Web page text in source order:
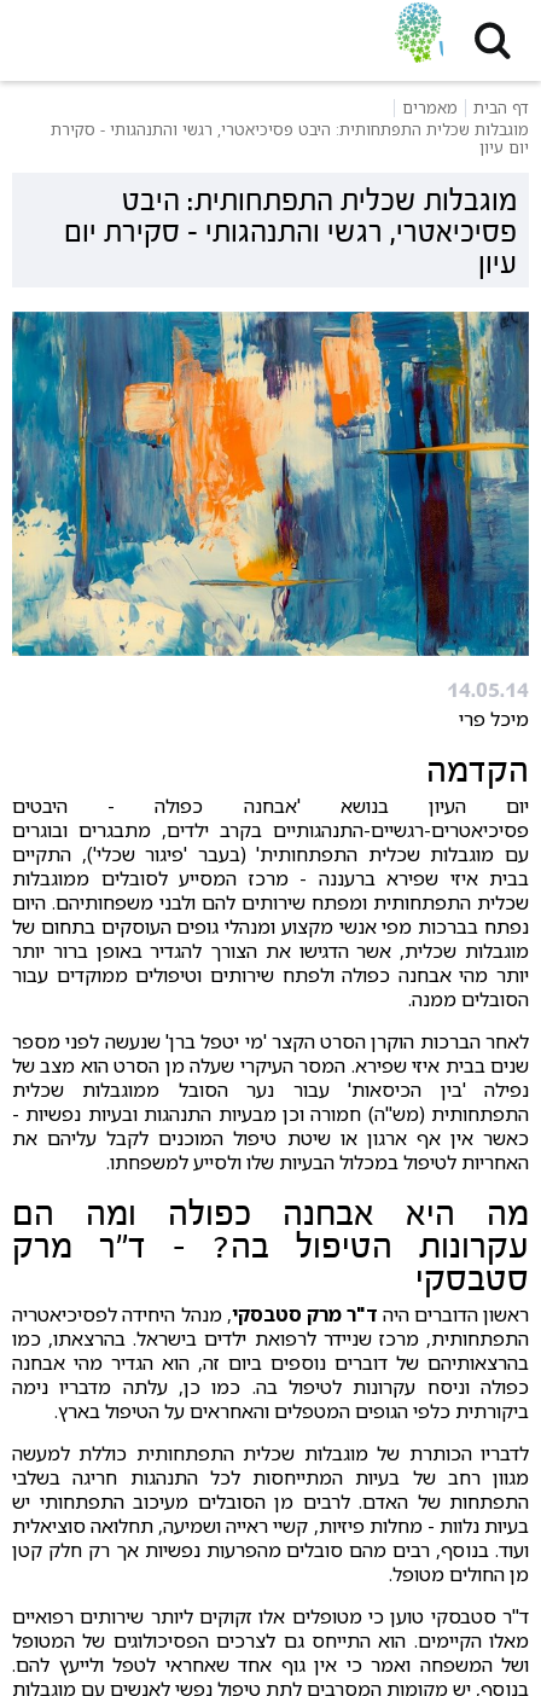
דף הבית
מאמרים
מוגבלות שכלית התפתחותית: היבט פסיכיאטרי, רגשי והתנהגותי - סקירת
יום עיון
מוגבלות שכלית התפתחותית: היבט
פסיכיאטרי, רגשי והתנהגותי - סקירת יום
עיון
14.05.14
מיכל פרי
הקדמה
יום העיון בנושא 'אבחנה כפולה - היבטים
פסיכיאטרים-רגשיים-התנהגותיים בקרב ילדים, מתבגרים ובוגרים
עם מוגבלות שכלית התפתחותית' (בעבר 'פיגור שכלי'), התקיים
בבית איזי שפירא ברעננה - מרכז המסייע לסובלים ממוגבלות
שכלית התפתחותית ומפתח שירותים להם ולבני משפחותיהם. היום
נפתח בברכות מפי אנשי מקצוע ומנהלי גופים העוסקים בתחום של
מוגבלות שכלית, אשר הדגישו את הצורך להגדיר באופן ברור יותר
יותר מהי אבחנה כפולה ולפתח שירותים וטיפולים ממוקדים עבור
הסובלים ממנה.
לאחר הברכות הוקרן הסרט הקצר 'מי יטפל ברן' שנעשה לפני מספר
שנים בבית איזי שפירא. המסר העיקרי שעלה מן הסרט הוא מצב של
נפילה 'בין הכיסאות' עבור נער הסובל ממוגבלות שכלית
התפתחותית (מש"ה) חמורה וכן מבעיות התנהגות ובעיות נפשיות -
כאשר אין אף ארגון או שיטת טיפול המוכנים לקבל עליהם את
האחריות לטיפול במכלול הבעיות שלו ולסייע למשפחתו.
מה היא אבחנה כפולה ומה הם
עקרונות הטיפול בה? - ד"ר מרק
סטבסקי
ראשון הדוברים היה ד"ר מרק סטבסקי, מנהל היחידה לפסיכיאטריה
התפתחותית, מרכז שניידר לרפואת ילדים בישראל. בהרצאתו, כמו
בהרצאותיהם של דוברים נוספים ביום זה, הוא הגדיר מהי אבחנה
כפולה וניסח עקרונות לטיפול בה. כמו כן, עלתה מדבריו נימה
ביקורתית כלפי הגופים המטפלים והאחראים על הטיפול בארץ.
לדבריו הכותרת של מוגבלות שכלית התפתחותית כוללת למעשה
מגוון רחב של בעיות המתייחסות לכל התנהגות חריגה בשלבי
התפתחות של האדם. לרבים מן הסובלים מעיכוב התפתחותי יש
בעיות נלוות - מחלות פיזיות, קשיי ראייה ושמיעה, תחלואה סוציאלית
ועוד. בנוסף, רבים מהם סובלים מהפרעות נפשיות אך רק חלק קטן
מן החולים מטופל.
ד"ר סטבסקי טוען כי מטופלים אלו זקוקים ליותר שירותים רפואיים
מאלו הקיימים. הוא התייחס גם לצרכים הפסיכולוגים של המטופל
ושל המשפחה ואמר כי אין גוף אחד שאחראי לטפל ולייעץ להם.
בנוסף, יש מקומות המסרבים לתת טיפול נפשי לאנשים עם מוגבלות